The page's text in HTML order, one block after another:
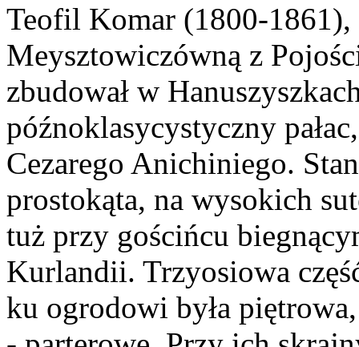
Teofil Komar (1800-1861),
Meysztowiczówną z
zbudował w
późnoklasycystyczny
Cezarego Anichiniego.
prostokąta, na wysokich
tuż przy gościńcu
Kurlandii. Trzyosiowa
ku ogrodowi była